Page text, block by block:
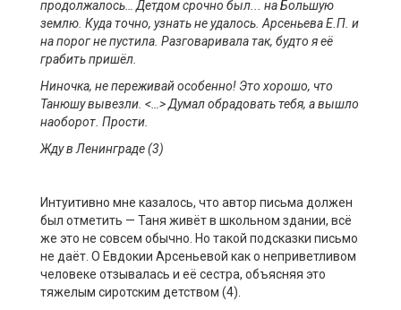
продолжалось… Детдом срочно был
. на Большую
землю. Куда точно, узнать не удалось. Арсеньева Е.П. и
на порог не пустила. Разговаривала так, будто я её
грабить пришёл.
Ниночка, не переживай особенно! Это хорошо, что
Танюшу вывезли. <…>Думал обрадовать тебя, авышло
наоборот. Прости.
Жду в Ленинграде(3)
Интуитивно мне казалось, что автор письма должен
был отметить — Таня живёт в школьном здании, всё
же это не совсем обычно. Но такой подсказки письмо
не даёт. О Евдокии Арсеньевой как о неприветливом
человеке отзывалась и её сестра, объясняя это
тяжелым сиротским детством (4).